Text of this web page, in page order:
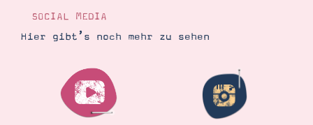
Tipps & Tricks
Ordnungstipps
SOCIAL MEDIA
Hier gibt’s noch mehr zu sehen